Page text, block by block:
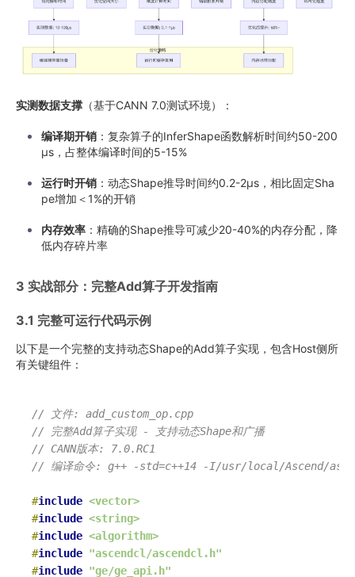
实测数据支撑 （基于CANN 7.0测试环境）：
编译期开销 ：复杂算子的InferShape函数解析时间约50-200
μs，占整体编译时间的5-15%
运行时开销 ：动态Shape推导时间约0.2-2μs，相比固定Sha
pe增加＜1%的开销
内存效率 ：精确的Shape推导可减少20-40%的内存分配，降
低内存碎片率
3 实战部分：完整Add算子开发指南
3.1 完整可运行代码示例
以下是一个完整的支持动态Shape的Add算子实现，包含Host侧所
有关键组件：
// 文件: add_custom_op.cpp
// 完整Add算子实现 - 支持动态Shape和广播
// CANN版本: 7.0.RC1
// 编译命令: g++ -std=c++14 -I/usr/local/Ascend/
#include <vector>
#include <string>
#include <algorithm>
#include "ascendcl/ascendcl.h"
#include "ge/ge_api.h"